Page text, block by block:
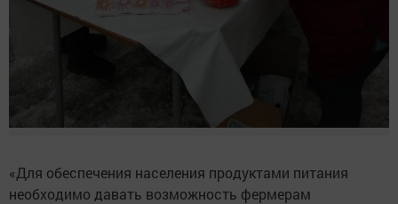
«Для обеспечения населения продуктами питания
необходимо давать возможность фермерам